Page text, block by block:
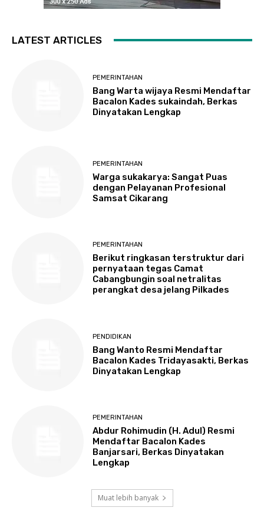
LATEST ARTICLES
PEMERINTAHAN
Bang Warta wijaya Resmi Mendaftar
Bacalon Kades sukaindah, Berkas
Dinyatakan Lengkap
PEMERINTAHAN
Warga sukakarya: Sangat Puas
dengan Pelayanan Profesional
Samsat Cikarang
PEMERINTAHAN
Berikut ringkasan terstruktur dari
pernyataan tegas Camat
Cabangbungin soal netralitas
perangkat desa jelang Pilkades
PENDIDIKAN
Bang Wanto Resmi Mendaftar
Bacalon Kades Tridayasakti, Berkas
Dinyatakan Lengkap
PEMERINTAHAN
Abdur Rohimudin (H. Adul) Resmi
Mendaftar Bacalon Kades
Banjarsari, Berkas Dinyatakan
Lengkap
Muat lebih banyak